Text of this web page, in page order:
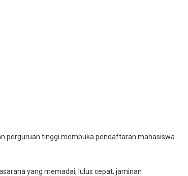
perguruan tinggi membuka pendaftaran mahasiswa
yang memadai, lulus cepat, jaminan